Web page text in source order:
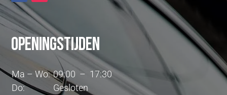
Openingstijden
Ma – Wo: 09:00 – 17:30
Do:
Gesloten